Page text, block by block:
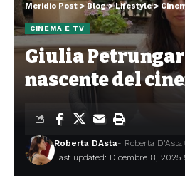
Meridio Post >Blog>Lifestyle>
CINEMA E TV
Giulia
nascente del
Last updated: Dicembre 8, 2025
Roberta DAsta- Roberta D'Asta